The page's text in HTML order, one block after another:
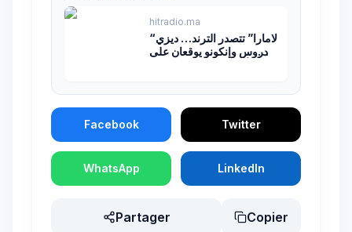
hitradio.ma
“لامارا” تتصدر الترند… ديزي
دروس وإنكونو يوقعان على
Facebook Twitter
WhatsApp LinkedIn
Partager Copier